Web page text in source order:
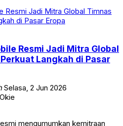
Resmi Jadi Mitra Global
Langkah di Pasar
Selasa, 2 Jun 2026
mengumumkan kemitraan